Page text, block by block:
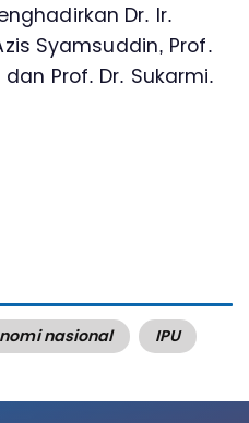
Dr. Ir.
Syamsuddin, Prof.
Prof. Dr. Sukarmi.
nasional IPU